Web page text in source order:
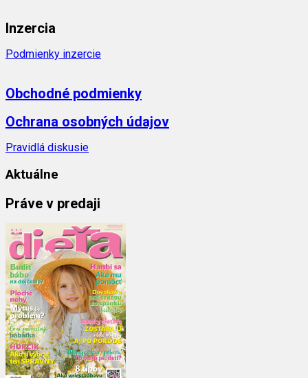
Inzercia
Podmienky inzercie
Obchodné podmienky
Ochrana osobných údajov
Pravidlá diskusie
Aktuálne
Práve v predaji